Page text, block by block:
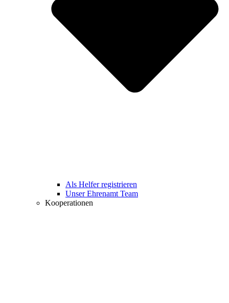
Als Helfer registrieren
Unser Ehrenamt Team
Kooperationen